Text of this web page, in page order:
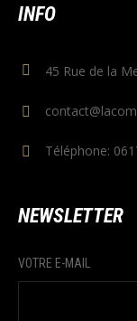
INFO
45 Rue de la
Téléphone:
NEWSLETTER
VOTRE E-MAIL